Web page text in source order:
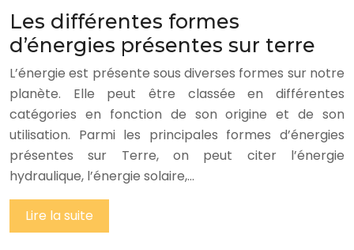
Les différentes formes
d’énergies présentes sur terre
L’énergie est présente sous diverses formes sur notre
planète. Elle peut être classée en différentes
catégories en fonction de son origine et de son
utilisation. Parmi les principales formes d’énergies
présentes sur Terre, on peut citer l’énergie
hydraulique, l’énergie solaire,…
Lire la suite